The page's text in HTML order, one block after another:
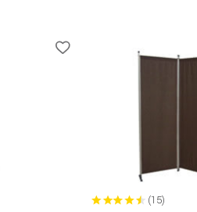
(15)